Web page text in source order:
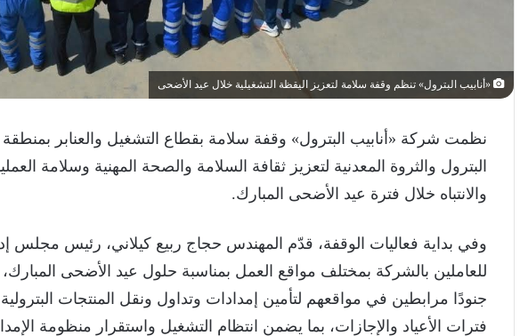
«أنابيب البترول» تنظم وقفة سلامة لتعزيز اليقظة التشغيلية خلال عيد الأضحى
نظمت شركة «أنابيب البترول» وقفة سلامة بقطاع التشغيل والعنابر بمنطقة
البترول والثروة المعدنية لتعزيز ثقافة السلامة والصحة المهنية وسلامة
والانتباه خلال فترة عيد الأضحى المبارك.
وفي بداية فعاليات الوقفة، قدّم المهندس حجاج ربيع كيلاني، رئيس مجلس
للعاملين بالشركة بمختلف مواقع العمل بمناسبة حلول عيد الأضحى المبارك،
جنودًا مرابطين في مواقعهم لتأمين إمدادات وتداول ونقل المنتجات
فترات الأعياد والإجازات، بما يضمن انتظام التشغيل واستقرار منظومة